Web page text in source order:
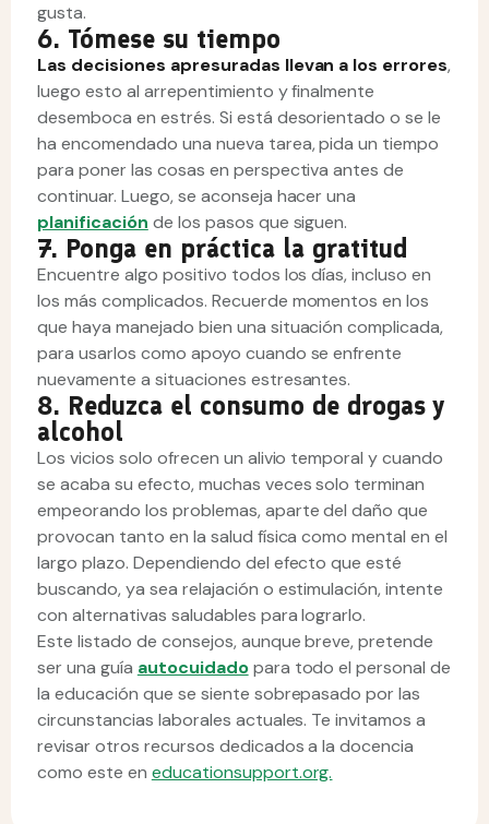
gusta.
6. Tómese su tiempo
Las decisiones apresuradas llevan a los errores,
luego esto al arrepentimiento y finalmente
desemboca en estrés. Si está desorientado o se le
ha encomendado una nueva tarea, pida un tiempo
para poner las cosas en perspectiva antes de
continuar. Luego, se aconseja hacer una
planificación de los pasos que siguen.
7. Ponga en práctica la gratitud
Encuentre algo positivo todos los días, incluso en
los más complicados. Recuerde momentos en los
que haya manejado bien una situación complicada,
para usarlos como apoyo cuando se enfrente
nuevamente a situaciones estresantes.
8. Reduzca el consumo de drogas y
alcohol
Los vicios solo ofrecen un alivio temporal y cuando
se acaba su efecto, muchas veces solo terminan
empeorando los problemas, aparte del daño que
provocan tanto en la salud física como mental en el
largo plazo. Dependiendo del efecto que esté
buscando, ya sea relajación o estimulación, intente
con alternativas saludables para lograrlo.
Este listado de consejos, aunque breve, pretende
ser una guía autocuidadopara todo el personal de
la educación que se siente sobrepasado por las
circunstancias laborales actuales. Te invitamos a
revisar otros recursos dedicados a la docencia
como este en educationsupport.org.